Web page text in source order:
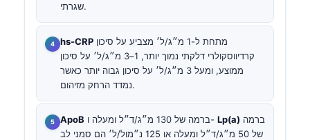
שגרתי.
hs-CRP
קרדיווסקולרי דלקתי נמוך יותר, 1–3 מ״ג/ל׳ על סיכון
ממוצע, ומעל 3 מ״ג/ל׳ על סיכון גבוה יותר כאשר
נמדד הרחק מזיהום.
ApoB ברמה של 130 מ״ג/ד״ל ומעלה ו- Lp(a)
של 50 מ״ג/ד״ל ומעלה או 125 נ״מול/ל׳ הם סמני לב